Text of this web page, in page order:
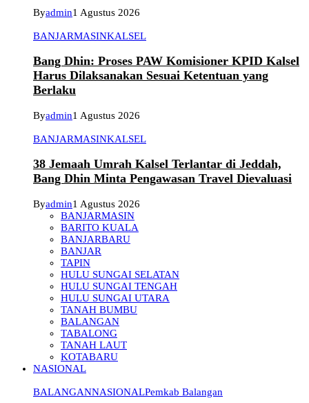
Byadmin1 Agustus 2026
BANJARMASINKALSEL
Bang Dhin: Proses PAW Komisioner KPID Kalsel
Harus Dilaksanakan Sesuai Ketentuan yang
Berlaku
Byadmin1 Agustus 2026
BANJARMASINKALSEL
38 Jemaah Umrah Kalsel Terlantar di Jeddah,
Bang Dhin Minta Pengawasan Travel Dievaluasi
Byadmin1 Agustus 2026
BANJARMASIN
BARITO KUALA
BANJARBARU
BANJAR
TAPIN
HULU SUNGAI SELATAN
HULU SUNGAI TENGAH
HULU SUNGAI UTARA
TANAH BUMBU
BALANGAN
TABALONG
TANAH LAUT
KOTABARU
NASIONAL
BALANGANNASIONALPemkab Balangan